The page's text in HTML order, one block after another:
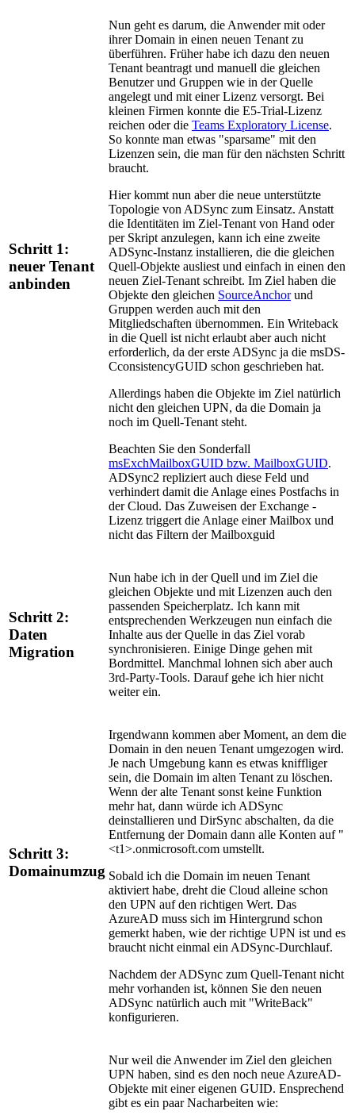
Schritt 1:
neuer Tenant
anbinden
Nun geht es darum, die Anwender mit oder
ihrer Domain in einen neuen Tenant zu
überführen. Früher habe ich dazu den neuen
Tenant beantragt und manuell die gleichen
Benutzer und Gruppen wie in der Quelle
angelegt und mit einer Lizenz versorgt. Bei
kleinen Firmen konnte die E5-Trial-Lizenz
reichen oder die Teams Exploratory License.
So konnte man etwas "sparsame" mit den
Lizenzen sein, die man für den nächsten Schritt
braucht.
Hier kommt nun aber die neue unterstützte
Topologie von ADSync zum Einsatz. Anstatt
die Identitäten im Ziel-Tenant von Hand oder
per Skript anzulegen, kann ich eine zweite
ADSync-Instanz installieren, die die gleichen
Quell-Objekte ausliest und einfach in einen den
neuen Ziel-Tenant schreibt. Im Ziel haben die
Objekte den gleichen SourceAnchorund
Gruppen werden auch mit den
Mitgliedschaften übernommen. Ein Writeback
in die Quell ist nicht erlaubt aber auch nicht
erforderlich, da der erste ADSync ja die msDS-
CconsistencyGUID schon geschrieben hat.
Allerdings haben die Objekte im Ziel natürlich
nicht den gleichen UPN, da die Domain ja
noch im Quell-Tenant steht.
Beachten Sie den Sonderfall
msExchMailboxGUID bzw. MailboxGUID.
ADSync2 repliziert auch diese Feld und
verhindert damit die Anlage eines Postfachs in
der Cloud. Das Zuweisen der Exchange -
Lizenz triggert die Anlage einer Mailbox und
nicht das Filtern der Mailboxguid
Schritt 2:
Daten
Migration
Nun habe ich in der Quell und im Ziel die
gleichen Objekte und mit Lizenzen auch den
passenden Speicherplatz. Ich kann mit
entsprechenden Werkzeugen nun einfach die
Inhalte aus der Quelle in das Ziel vorab
synchronisieren. Einige Dinge gehen mit
Bordmittel. Manchmal lohnen sich aber auch
3rd-Party-Tools. Darauf gehe ich hier nicht
weiter ein.
Schritt 3:
Domainumzug
Irgendwann kommen aber Moment, an dem die
Domain in den neuen Tenant umgezogen wird.
Je nach Umgebung kann es etwas kniffliger
sein, die Domain im alten Tenant zu löschen.
Wenn der alte Tenant sonst keine Funktion
mehr hat, dann würde ich ADSync
deinstallieren und DirSync abschalten, da die
Entfernung der Domain dann alle Konten auf "
<t1>.onmicrosoft.com umstellt.
Sobald ich die Domain im neuen Tenant
aktiviert habe, dreht die Cloud alleine schon
den UPN auf den richtigen Wert. Das
AzureAD muss sich im Hintergrund schon
gemerkt haben, wie der richtige UPN ist und es
braucht nicht einmal ein ADSync-Durchlauf.
Nachdem der ADSync zum Quell-Tenant nicht
mehr vorhanden ist, können Sie den neuen
ADSync natürlich auch mit "WriteBack"
konfigurieren.
Nur weil die Anwender im Ziel den gleichen
UPN haben, sind es den noch neue AzureAD-
Objekte mit einer eigenen GUID. Ensprechend
gibt es ein paar Nacharbeiten wie: